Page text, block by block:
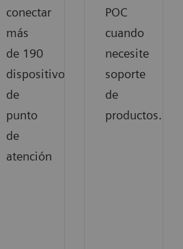
conectar
más
de 190
dispositivos
de
punto
de
atención
POC
cuando
necesite
soporte
de
productos.